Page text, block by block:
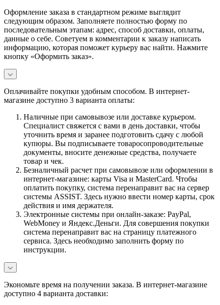
Оформление заказа в стандартном режиме выглядит
следующим образом. Заполняете полностью форму по
последовательным этапам: адрес, способ доставки, оплаты,
данные о себе. Советуем в комментарии к заказу написать
информацию, которая поможет курьеру вас найти. Нажмите
кнопку «Оформить заказ».
Оплачивайте покупки удобным способом. В интернет-
магазине доступно 3 варианта оплаты:
Наличные при самовывозе или доставке курьером.
Специалист свяжется с вами в день доставки, чтобы
уточнить время и заранее подготовить сдачу с любой
купюры. Вы подписываете товаросопроводительные
документы, вносите денежные средства, получаете
товар и чек.
Безналичный расчет при самовывозе или оформлении в
интернет-магазине: карты Visa и MasterCard. Чтобы
оплатить покупку, система перенаправит вас на сервер
системы ASSIST. Здесь нужно ввести номер карты, срок
действия и имя держателя.
Электронные системы при онлайн-заказе: PayPal,
WebMoney и Яндекс.Деньги. Для совершения покупки
система перенаправит вас на страницу платежного
сервиса. Здесь необходимо заполнить форму по
инструкции.
Экономьте время на получении заказа. В интернет-магазине
доступно 4 варианта доставки: